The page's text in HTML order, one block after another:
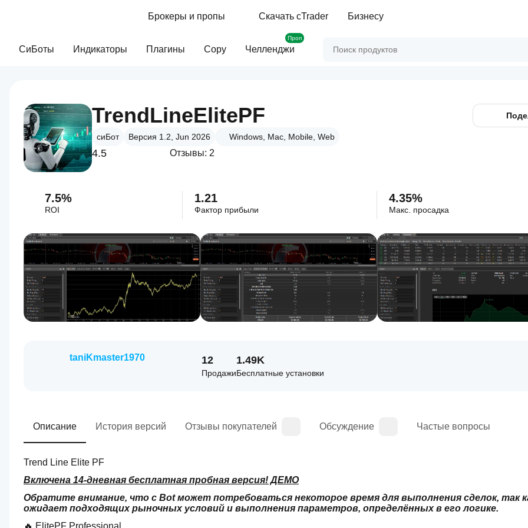
Брокеры и пропы Скачать cTrader Бизнесу
СиБоты Индикаторы Плагины Copy Челленджи
Проп
TrendLineElitePF
сиБот Версия 1.2, Jun 2026 Windows, Mac, Mobile, Web
4.5 Отзывы: 2
7.5%
ROI
1.21
Фактор прибыли
4.35%
Макс. просадка
taniKmaster1970 12
Продажи
1.49K
Бесплатные установки
Описание История версий Отзывы покупателей Обсуждение Частые вопросы
Trend Line Elite PF
Включена 14-дневная бесплатная пробная версия! ДЕМО
Обратите внимание, что c Bot может потребоваться некоторое время для выполнения сделок, так
ожидает подходящих рыночных условий и выполнения параметров, определённых в его логике.
🔥 ElitePF Professional